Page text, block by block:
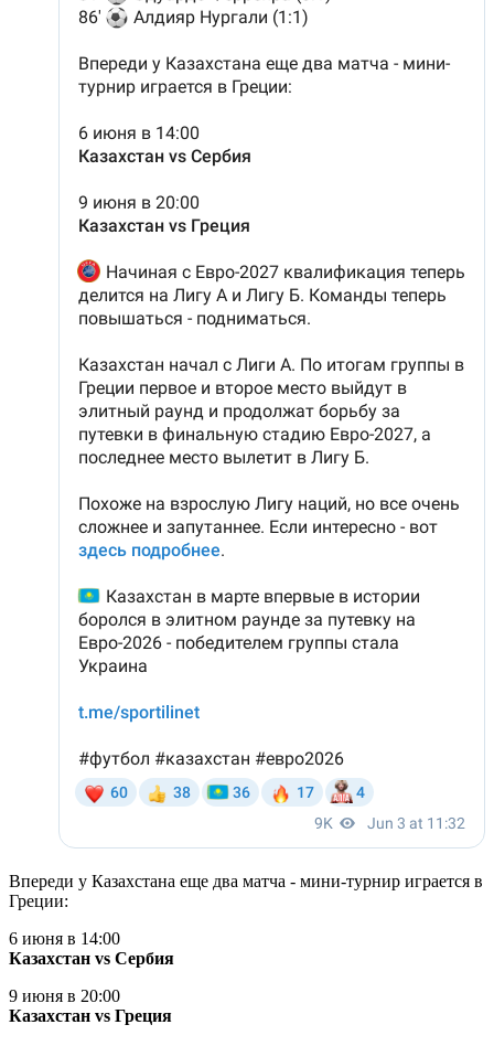
Впереди у Казахстана еще два матча - мини-турнир играется в
Греции:
6 июня в 14:00
Казахстан vs Сербия
9 июня в 20:00
Казахстан vs Греция